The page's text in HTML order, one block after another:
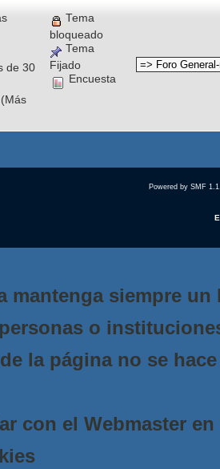
de 30
Tema
bloqueado
Tema
Fijado
Encuesta
Powered by SMF
mantenga siempre
o
la página no se
con el Webmaster